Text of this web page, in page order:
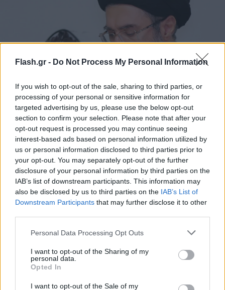
Flash.gr - Do Not Process My Personal Information
If you wish to opt-out of the sale, sharing to third parties, or
processing of your personal or sensitive information for
targeted advertising by us, please use the below opt-out
section to confirm your selection. Please note that after your
opt-out request is processed you may continue seeing
interest-based ads based on personal information utilized by
us or personal information disclosed to third parties prior to
your opt-out. You may separately opt-out of the further
disclosure of your personal information by third parties on the
IAB’s list of downstream participants. This information may
also be disclosed by us to third parties on the IAB’s List of
Downstream Participants that may further disclose it to other
Please note that this website/app uses one or more Google
not limited to your visit or usage behaviour. You may click to
grant or deny consent to Google and its third-party tags to
use your data for below specified purposes in below Google
consent section.
Personal Data Processing Opt Outs
I want to opt-out of the Sharing of my
personal data.
Opted In
I want to opt-out of the Sale of my
Μοτζτάμπα Χαμενεΐ: Νέο βίντεο εν μέσω φημών
για την υγεία του – Άγνωστο πότε καταγράφηκε
09.08.2026